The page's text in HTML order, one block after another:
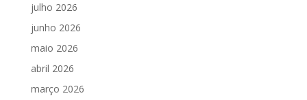
julho 2026
junho 2026
maio 2026
abril 2026
março 2026